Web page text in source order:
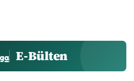
E-Bülten